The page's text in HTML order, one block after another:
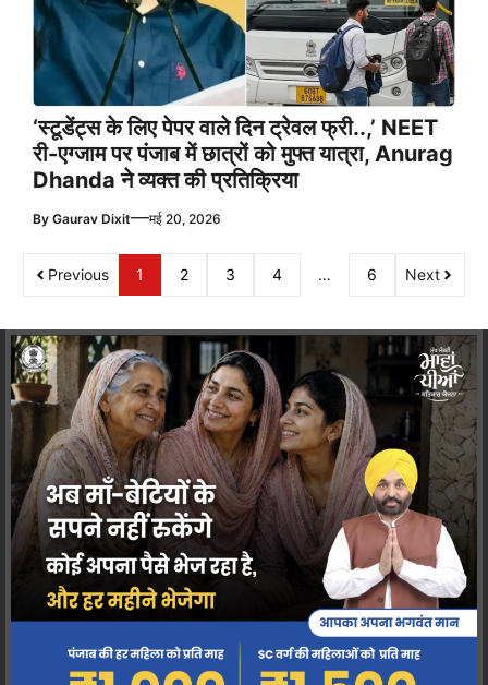
‘स्टूडेंट्स के लिए पेपर वाले दिन ट्रेवल फ्री..,’ NEET
री-एग्जाम पर पंजाब में छात्रों को मुफ्त यात्रा, Anurag
Dhanda ने व्यक्त की प्रतिक्रिया
By Gaurav Dixit—मई 20, 2026
Previous 1 2 3 4 … 6 Next